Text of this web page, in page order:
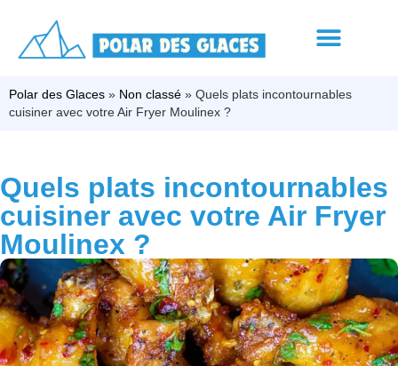
Polar des Glaces » Non classé » Quels plats incontournables
cuisiner avec votre Air Fryer Moulinex ?
Quels plats incontournables
cuisiner avec votre Air Fryer
Moulinex ?